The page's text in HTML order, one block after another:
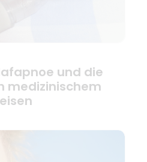
und die
medizinischem